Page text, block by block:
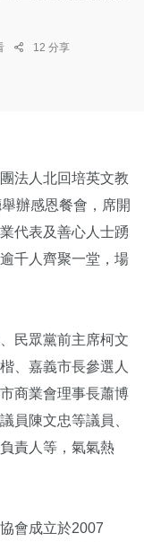
12 分享
法人北回培英文教
辦感恩餐會，席開
代表及善心人士踴
千人齊聚一堂，場
民眾黨前主席柯文
、嘉義市長參選人
商業會理事長蕭博
員陳文忠等議員、
責人等，氣氣熱
會成立於2007